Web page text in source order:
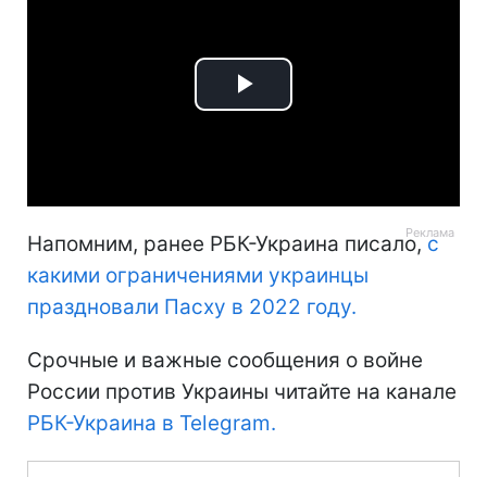
Play
Напомним, ранее РБК-Украина писало,с
какими ограничениями украинцы
праздновали Пасху в 2022 году.
Срочные и важные сообщения о войне
России против Украины читайте на канале
РБК-Украина в Telegram.